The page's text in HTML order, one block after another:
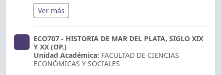
Ver más
ECO707 - HISTORIA DE MAR DEL PLATA, SIGLO XIX
Y XX (OP.)
Unidad Académica: FACULTAD DE CIENCIAS
ECONÓMICAS Y SOCIALES